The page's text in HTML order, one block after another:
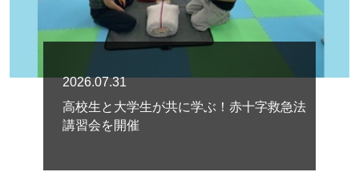
2026.07.31
高校生と大学生が共に学ぶ！赤十字救急法
講習会を開催